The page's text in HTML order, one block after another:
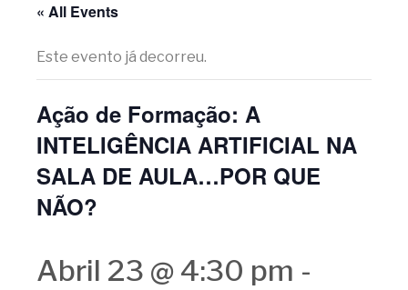
« All Events
Este evento já decorreu.
Ação de Formação: A
INTELIGÊNCIA ARTIFICIAL NA
SALA DE AULA…POR QUE
NÃO?
Abril 23 @ 4:30 pm -